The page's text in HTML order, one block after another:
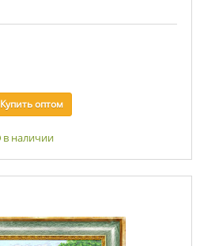
Купитьоптом
в наличии